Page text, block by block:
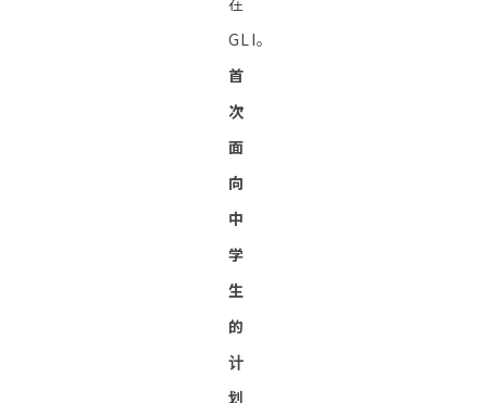
GLI。
首
次
面
向
中
学
生
的
计
划